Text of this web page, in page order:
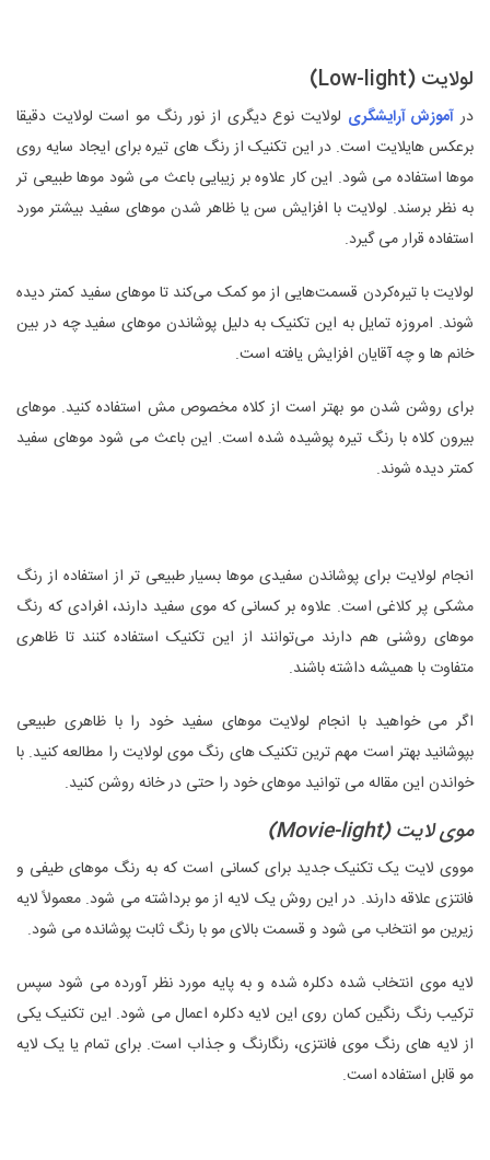
لو‌لایت (Low-light)
در آموزش آرایشگری لولایت نوع دیگری از نور رنگ مو است لولایت دقیقا
برعکس هایلایت است. در این تکنیک از رنگ های تیره برای ایجاد سایه روی
موها استفاده می شود. این کار علاوه بر زیبایی باعث می شود موها طبیعی تر
به نظر برسند. لولایت با افزایش سن یا ظاهر شدن موهای سفید بیشتر مورد
استفاده قرار می گیرد.
لولایت با تیره‌کردن قسمت‌هایی از مو کمک می‌کند تا موهای سفید کمتر دیده
شوند. امروزه تمایل به این تکنیک به دلیل پوشاندن موهای سفید چه در بین
خانم ها و چه آقایان افزایش یافته است.
برای روشن شدن مو بهتر است از کلاه مخصوص مش استفاده کنید. موهای
بیرون کلاه با رنگ تیره پوشیده شده است. این باعث می شود موهای سفید
کمتر دیده شوند.
انجام لولایت برای پوشاندن سفیدی موها بسیار طبیعی تر از استفاده از رنگ
مشکی پر کلاغی است. علاوه بر کسانی که موی سفید دارند، افرادی که رنگ
موهای روشنی هم دارند می‌توانند از این تکنیک استفاده کنند تا ظاهری
متفاوت با همیشه داشته باشند.
اگر می خواهید با انجام لولایت موهای سفید خود را با ظاهری طبیعی
بپوشانید بهتر است مهم ترین تکنیک های رنگ موی لولایت را مطالعه کنید. با
خواندن این مقاله می توانید موهای خود را حتی در خانه روشن کنید.
موی‌ لایت (Movie-light)
مووی‌ لایت یک تکنیک جدید برای کسانی است که به رنگ موهای طیفی و
فانتزی علاقه دارند. در این روش یک لایه از مو برداشته می شود. معمولاً لایه
زیرین مو انتخاب می شود و قسمت بالای مو با رنگ ثابت پوشانده می شود.
لایه موی انتخاب شده دکلره شده و به پایه مورد نظر آورده می شود سپس
ترکیب رنگ رنگین کمان روی این لایه دکلره اعمال می شود. این تکنیک یکی
از لایه های رنگ موی فانتزی، رنگارنگ و جذاب است. برای تمام یا یک لایه
مو قابل استفاده است.